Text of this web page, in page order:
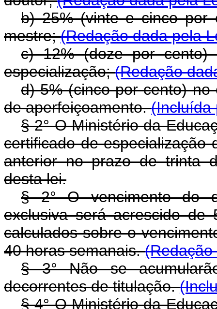
b) 25% (vinte e cinco por
mestre;(Redação dada pela
c) 12% (doze por cento)
especialização;(Redação
d) 5% (cinco por cento)
de aperfeiçoamento.(Incluída
§ 2° O Ministério da
certificado de
anterior no prazo de trinta
desta lei.
§ 2° O vencimento do
exclusiva será acrescido de
calculados sobre o
40 horas semanais.(Redação
§ 3° Não se
decorrentes de titulação.
§ 4° O Ministério da